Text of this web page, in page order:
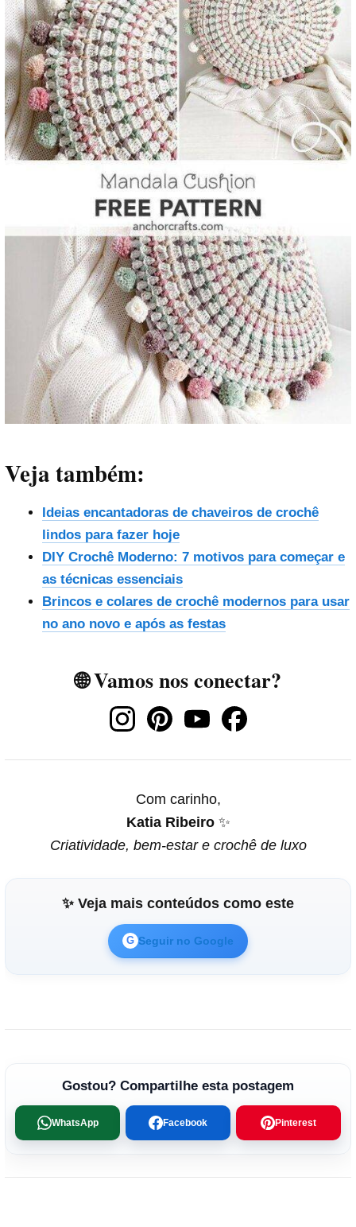
Veja também:
Ideias encantadoras de chaveiros de crochê
lindos para fazer hoje
DIY Crochê Moderno: 7 motivos para começar e
as técnicas essenciais
Brincos e colares de crochê modernos para usar
no ano novo e após as festas
🌐 Vamos nos conectar?
Com carinho,
Katia Ribeiro✨
Criatividade, bem-estar e crochê de luxo
✨ Veja mais conteúdos como este
G Seguir no Google
Gostou? Compartilhe esta postagem
WhatsApp Facebook Pinterest